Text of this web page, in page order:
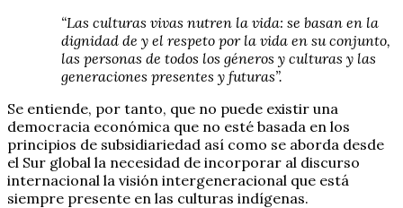
“Las culturas vivas nutren la vida: se basan en la
dignidad de y el respeto por la vida en su conjunto,
las personas de todos los géneros y culturas y las
generaciones presentes y futuras”.
Se entiende, por tanto, que no puede existir una
democracia económica que no esté basada en los
principios de subsidiariedad así como se aborda desde
el Sur global la necesidad de incorporar al discurso
internacional la visión intergeneracional que está
siempre presente en las culturas indígenas.